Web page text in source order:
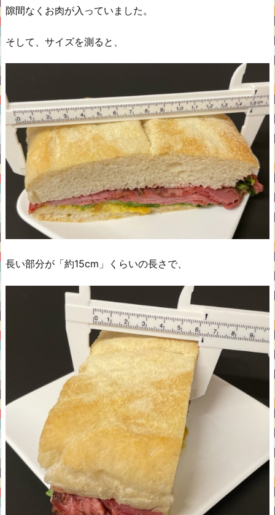
隙間なくお肉が入っていました。
そして、サイズを測ると、
長い部分が「約15cm」くらいの長さで、